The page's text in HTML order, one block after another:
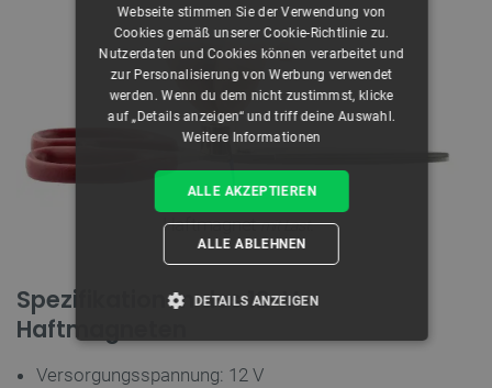
Haftmagnetmit Last.
Spezifikationen des 12-V-
Haftmagneten
Versorgungsspannung: 12 V
Webseite stimmen Sie der Verwendung von
Cookies gemäß unserer Cookie-Richtlinie zu.
Nutzerdaten und Cookies können verarbeitet und
zur Personalisierung von Werbung verwendet
werden. Wenn du dem nicht zustimmst, klicke
auf „Details anzeigen“ und triff deine Auswahl.
Weitere Informationen
ALLE AKZEPTIEREN
ALLE ABLEHNEN
DETAILS ANZEIGEN